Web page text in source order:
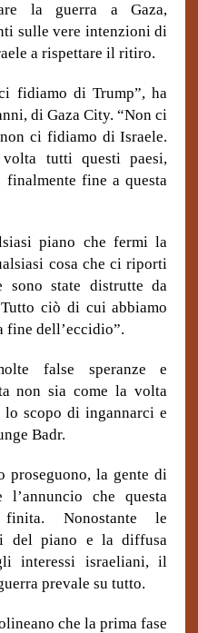
la guerra a Gaza,
sulle vere intenzioni di
a rispettare il ritiro.
fidiamo di Trump”, ha
di Gaza City. “Non ci
ci fidiamo di Israele.
tutti questi paesi,
finalmente fine a questa
piano che fermi la
cosa che ci riporti
sono state distrutte da
ciò di cui abbiamo
fine dell’eccidio”.
false speranze e
non sia come la volta
lo scopo di ingannarci e
Badr.
proseguono, la gente di
che questa
Nonostante le
del piano e la diffusa
interessi israeliani, il
prevale su tutto.
che la prima fase